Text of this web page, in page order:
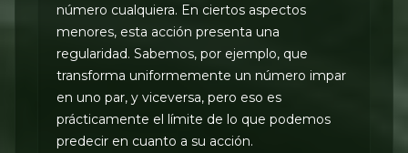
número cualquiera. En ciertos aspectos
menores, esta acción presenta una
regularidad. Sabemos, por ejemplo, que
transforma uniformemente un número impar
en uno par, y viceversa, pero eso es
prácticamente el límite de lo que podemos
predecir en cuanto a su acción.